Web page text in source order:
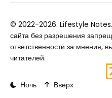
© 2022-2026. Lifestyle
сайта без разрешения
ответственности за мнения,
читателей.
Ночь Вверх